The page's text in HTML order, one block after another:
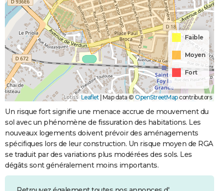
Faible
Moyen
Fort
Leaflet Map data © OpenStreetMapcontributors
Un risque fort signifie une menace accrue de mouvement du
sol avec un phénomène de fissuration des habitations. Les
nouveaux logements doivent prévoir des aménagements
spécifiques lors de leur construction. Un risque moyen de RGA
se traduit par des variations plus modérées des sols. Les
dégâts sont généralement moins importants.